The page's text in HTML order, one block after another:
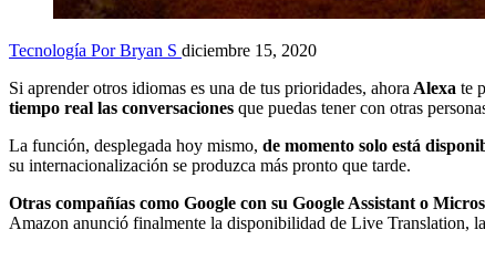
Tecnología Por Bryan S diciembre 15, 2020
Si aprender otros idiomas es una de tus prioridades, ahora Alexa te
tiempo real las conversaciones que puedas tener con otras
La función, desplegada hoy mismo, de momento solo está
su internacionalización se produzca más pronto que tarde.
Otras compañías como Google con su Google Assistant o
Amazon anunció finalmente la disponibilidad de Live Translation,